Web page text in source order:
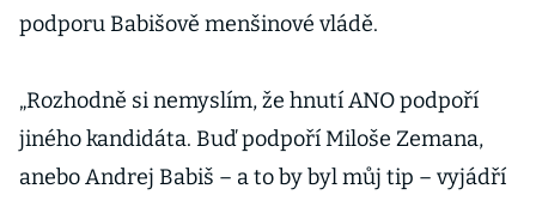
podporu Babišově menšinové vládě.
„Rozhodně si nemyslím, že hnutí ANO podpoří
jiného kandidáta. Buď podpoří Miloše Zemana,
anebo Andrej Babiš – a to by byl můj tip – vyjádří